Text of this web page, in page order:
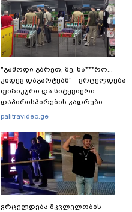
"გამოდი გარეთ, შე, ნა***რო...
კიდევ დაგარტყამ" - ვრცელდება
ფიზიკური და სიტყვიერი
დაპირისპირების კადრები
სუპერმარკეტიდან
palitravideo.ge
ვრცელდება მკვლელობის